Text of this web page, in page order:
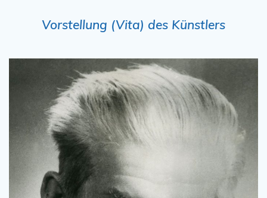
Vorstellung (Vita) des Künstlers